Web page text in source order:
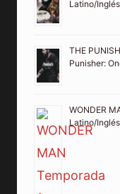
Latino/
THE
Punisher:
WONDER
Latino/